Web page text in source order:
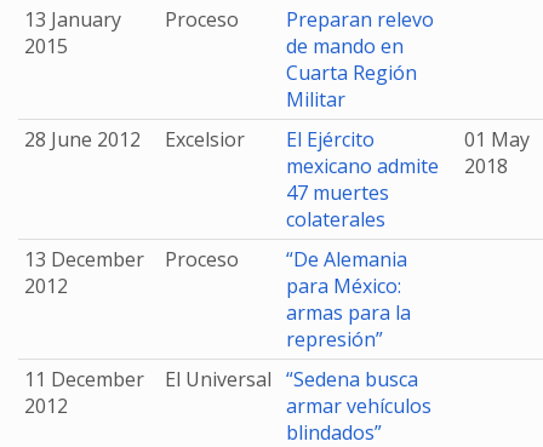
13 January
2015
Proceso
Preparan relevo
de mando en
Cuarta Región
Militar
28 June 2012
Excelsior
El Ejército
mexicano admite
47 muertes
colaterales
01 May
2018
13 December
2012
Proceso
“De Alemania
para México:
armas para la
represión”
11 December
2012
El Universal “Sedena busca
armar vehículos
blindados”